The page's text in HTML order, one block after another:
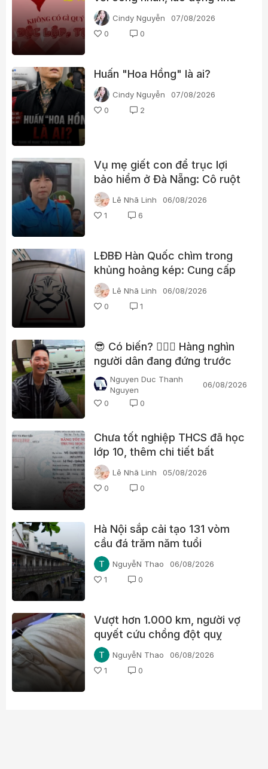
thế nào?Cindy Nguyễn
07/08/2026
0
0
Huấn "Hoa Hồng" là ai?
Cindy Nguyễn
07/08/2026
0
2
Vụ mẹ giết con để trục lợi
bảo hiểm ở Đà Nẵng: Cô ruột
phát hiện dấu hiệu bất thường
Lê Nhã Linh
06/08/2026
1
6
LĐBĐ Hàn Quốc chìm trong
khủng hoảng kép: Cung cấp
gái gọi cho trọng tài, cảnh sát
đột kích trụ sở
Lê Nhã Linh
06/08/2026
0
1
😎 Có biến? 👮🏻‍♂️ Hàng nghìn
người dân đang đứng trước
nhà Huấn “hoa hồng”?
Nguyen Duc Thanh
Nguyen
06/08/2026
0
0
Chưa tốt nghiệp THCS đã học
lớp 10, thêm chi tiết bất
thường trong học bạ một lãnh
đạo xã ở Quảng Trị
Lê Nhã Linh
05/08/2026
0
0
Hà Nội sắp cải tạo 131 vòm
cầu đá trăm năm tuổi
NguyễN Thao
06/08/2026
1
0
Vượt hơn 1.000 km, người vợ
quyết cứu chồng đột quỵ
NguyễN Thao
06/08/2026
1
0